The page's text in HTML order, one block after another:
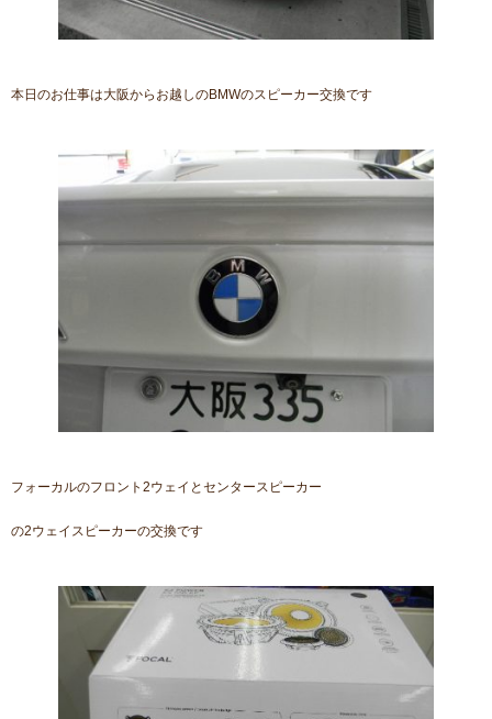
本日のお仕事は大阪からお越しのBMWのスピーカー交換です
フォーカルのフロント2ウェイとセンタースピーカー
の2ウェイスピーカーの交換です